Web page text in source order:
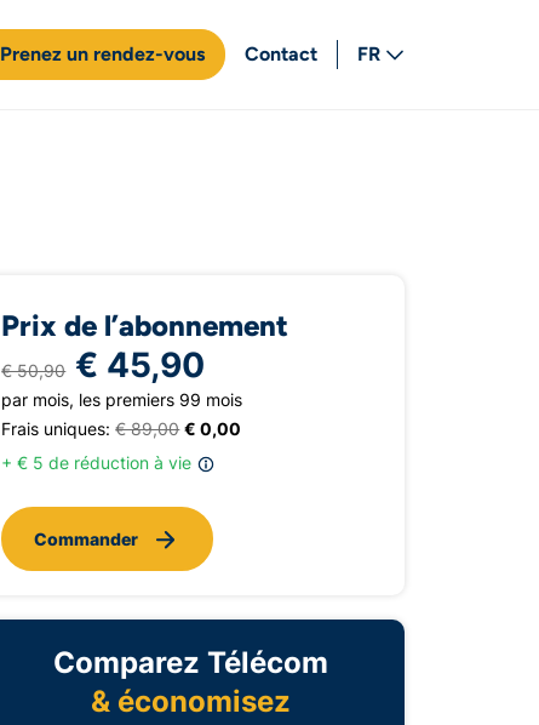
Prenez un rendez-vous Contact
FR
Prix de l’abonnement
€ 50,90 € 45,90
par mois, les premiers 99 mois
Frais uniques: € 89,00 € 0,00
+ € 5 de réduction à vie
Commander
Comparez Télécom
& économisez